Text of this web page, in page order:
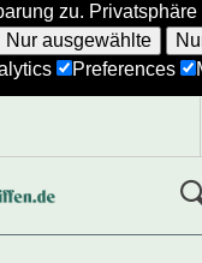
zu.
Nur ausgewählte
Preferences